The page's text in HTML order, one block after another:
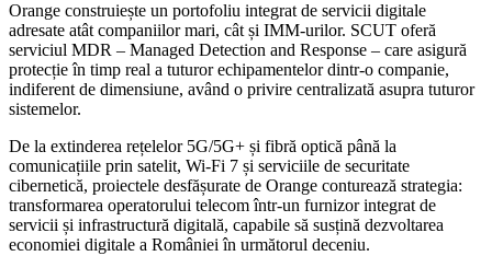
Orange construiește un portofoliu integrat de servicii digitale
adresate atât companiilor mari, cât și IMM-urilor. SCUT oferă
serviciul MDR – Managed Detection and Response – care asigură
protecție în timp real a tuturor echipamentelor dintr-o companie,
indiferent de dimensiune, având o privire centralizată asupra tuturor
sistemelor.
De la extinderea rețelelor 5G/5G+ și fibră optică până la
comunicațiile prin satelit, Wi-Fi 7 și serviciile de securitate
cibernetică, proiectele desfășurate de Orange conturează strategia:
transformarea operatorului telecom într-un furnizor integrat de
servicii și infrastructură digitală, capabile să susțină dezvoltarea
economiei digitale a României în următorul deceniu.